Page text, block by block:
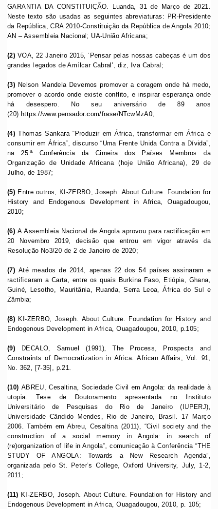
GARANTIA DA CONSTITUIÇÃO. Luanda, 31 de Março de 2021.
Neste texto são usadas as seguintes abreviaturas: PR-Presidente
da República, CRA 2010-Constituição da República de Angola 2010;
AN – Assembleia Nacional; UA-União Africana;
(2) VOA, 22 Janeiro 2015, ‘Pensar pelas nossas cabeças é um dos
grandes legados de Amílcar Cabral’, diz, Iva Cabral;
(3) Nelson Mandela Devemos promover a coragem onde há medo,
promover o acordo onde existe conflito, e inspirar esperança onde
há desespero. No seu aniversário de 89 anos
(20) https://www.pensador.com/frase/NTcwMzA0;
(4) Thomas Sankara “Produzir em África, transformar em África e
consumir em África”, discurso “Uma Frente Unida Contra a Dívida”,
na 25.ª Conferência da Cimeira dos Países Membros da
Organização de Unidade Africana (hoje União Africana), 29 de
Julho, de 1987;
(5) Entre outros, KI-ZERBO, Joseph. About Culture. Foundation for
History and Endogenous Development in Africa, Ouagadougou,
2010;
(6) A Assembleia Nacional de Angola aprovou para ractificação em
20 Novembro 2019, decisão que entrou em vigor através da
Resolução No3/20 de 2 de Janeiro de 2020;
(7) Até meados de 2014, apenas 22 dos 54 países assinaram e
ractificaram a Carta, entre os quais Burkina Faso, Etiópia, Ghana,
Guiné, Lesotho, Mauritânia, Ruanda, Serra Leoa, África do Sul e
Zâmbia;
(8) KI-ZERBO, Joseph. About Culture. Foundation for History and
Endogenous Development in Africa, Ouagadougou, 2010, p.105;
(9) DECALO, Samuel (1991), The Process, Prospects and
Constraints of Democratization in Africa. African Affairs, Vol. 91,
No. 362, [7-35], p.21.
(10) ABREU, Cesaltina, Sociedade Civil em Angola: da realidade à
utopia. Tese de Doutoramento apresentada no Instituto
Universitário de Pesquisas do Rio de Janeiro (IUPERJ),
Universidade Cândido Mendes, Rio de Janeiro, Brasil. 17 Março
2006. Também em Abreu, Cesaltina (2011), “Civil society and the
construction of a social memory in Angola: in search of
(re)organization of life in Angola”, comunicação à Conferência “THE
STUDY OF ANGOLA: Towards a New Research Agenda”,
organizada pelo St. Peter’s College, Oxford University, July, 1-2,
2011;
(11) KI-ZERBO, Joseph. About Culture. Foundation for History and
Endogenous Development in Africa, Ouagadougou, 2010, p. 105;